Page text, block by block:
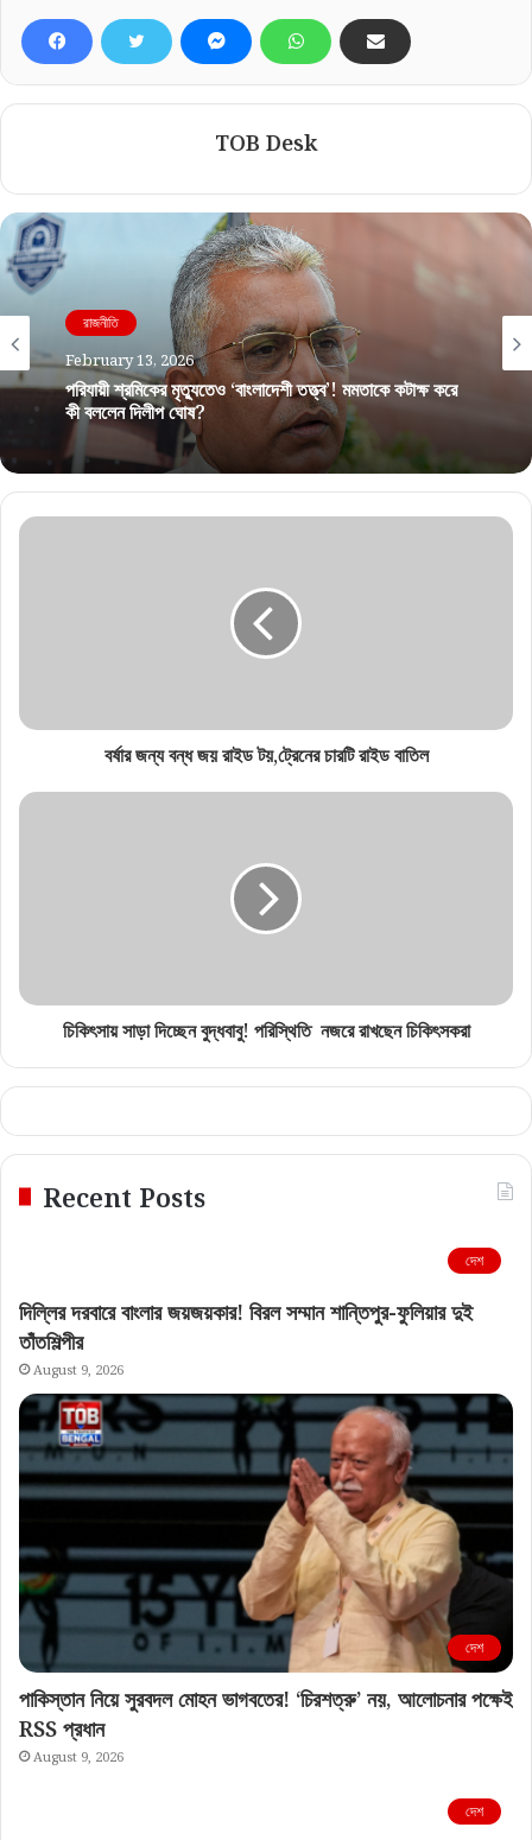
TOB Desk
রাজনীতি
February 13, 2026
পরিযায়ী শ্রমিকের মৃত্যুতেও ‘বাংলাদেশী তত্ত্ব’! মমতাকে কটাক্ষ করে
কী বললেন দিলীপ ঘোষ?
বর্ষার জন্য বন্ধ জয় রাইড টয়,ট্রেনের চারটি রাইড বাতিল
চিকিৎসায় সাড়া দিচ্ছেন বুদ্ধবাবু! পরিস্থিতি নজরে রাখছেন চিকিৎসকরা
Recent Posts
দেশ
দিল্লির দরবারে বাংলার জয়জয়কার! বিরল সম্মান শান্তিপুর-ফুলিয়ার দুই
তাঁতশিল্পীর
August 9, 2026
দেশ
পাকিস্তান নিয়ে সুরবদল মোহন ভাগবতের! ‘চিরশত্রু’ নয়, আলোচনার পক্ষেই
RSS প্রধান
August 9, 2026
দেশ